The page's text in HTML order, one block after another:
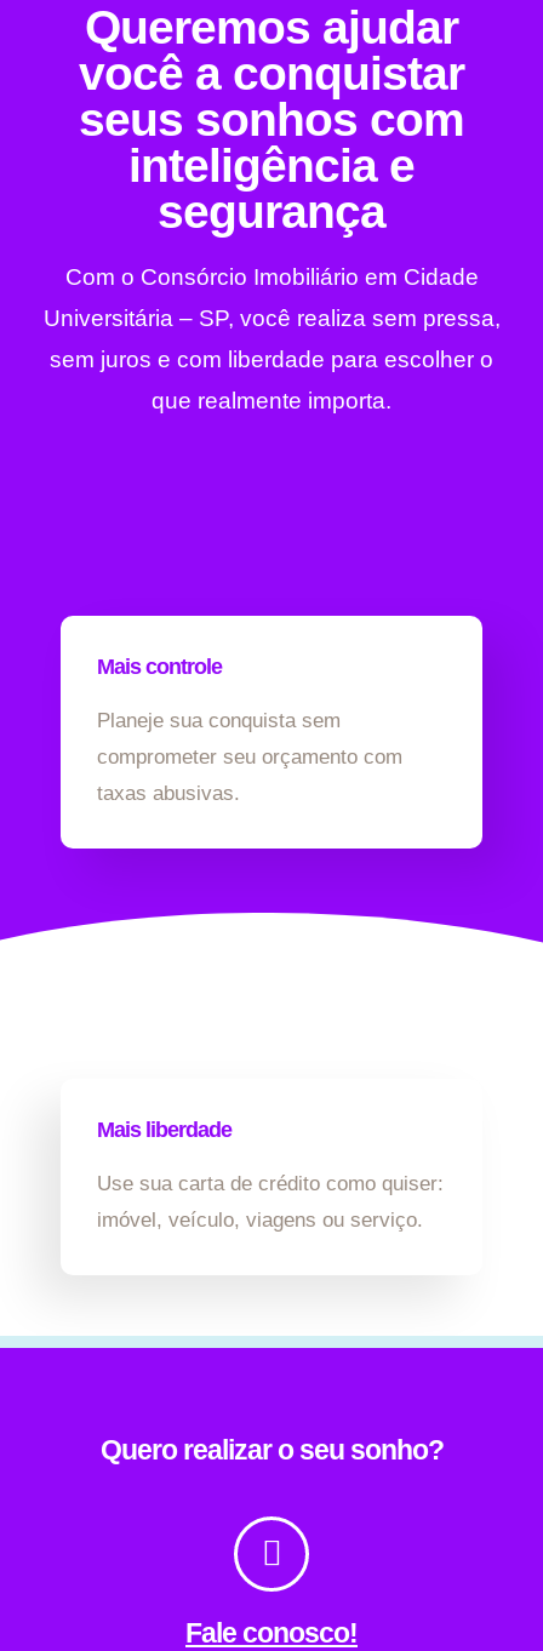
Queremos ajudar
você a conquistar
seus sonhos com
inteligência e
segurança
Com o Consórcio Imobiliário em Cidade
Universitária – SP, você realiza sem pressa,
sem juros e com liberdade para escolher o
que realmente importa.
Mais controle
Planeje sua conquista sem
comprometer seu orçamento com
taxas abusivas.
Mais liberdade
Use sua carta de crédito como quiser:
imóvel, veículo, viagens ou serviço.
Quero realizar o seu sonho?
Fale conosco!